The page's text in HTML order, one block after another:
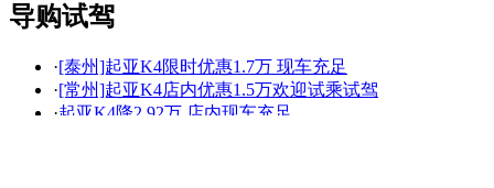
看赛车宝贝争奇斗
艳
车模美腿爆乳无惧
走光
导购试驾
·[泰州]起亚K4限时优惠1.7万 现车充足
·[常州]起亚K4店内优惠1.5万欢迎试乘试驾
·起亚K4降2.92万 店内现车充足